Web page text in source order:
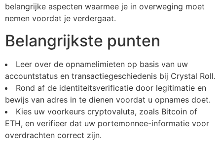
belangrijke aspecten waarmee je in overweging moet
nemen voordat je verdergaat.
Belangrijkste punten
Leer over de opnamelimieten op basis van uw
accountstatus en transactiegeschiedenis bij Crystal Roll.
Rond af de identiteitsverificatie door legitimatie en
bewijs van adres in te dienen voordat u opnames doet.
Kies uw voorkeurs cryptovaluta, zoals Bitcoin of
ETH, en verifieer dat uw portemonnee-informatie voor
overdrachten correct zijn.